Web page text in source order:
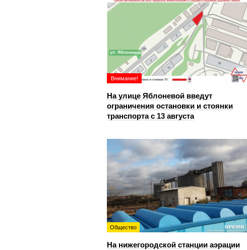
Внимание!
На улице Яблоневой введут
ограничения остановки и стоянки
транспорта с 13 августа
Общество
На нижегородской станции аэрации